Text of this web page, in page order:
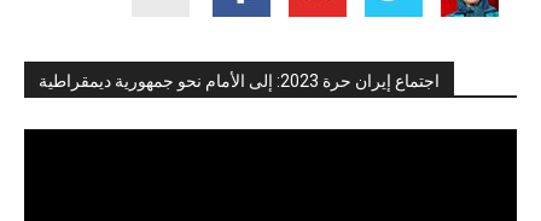
اجتماع إيران حرة 2023: إلى الأمام نحو جمهورية ديمقراطية